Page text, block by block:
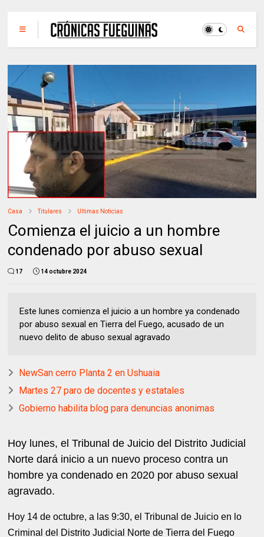
Casa Titulares Ultimas Noticias
Comienza el juicio a un hombre
condenado por abuso sexual
17 14 octubre 2024
Este lunes comienza el juicio a un hombre ya condenado
por abuso sexual en Tierra del Fuego, acusado de un
nuevo delito de abuso sexual agravado
NewSan cerro Planta 2 en Ushuaia
Martes 27 paro de docentes y estatales
Gobierno habilita blog para denuncias anonimas
Hoy lunes, el Tribunal de Juicio del Distrito Judicial
Norte dará inicio a un nuevo proceso contra un
hombre ya condenado en 2020 por abuso sexual
agravado.
Hoy 14 de octubre, a las 9:30, el Tribunal de Juicio en lo
Criminal del Distrito Judicial Norte de Tierra del Fuego